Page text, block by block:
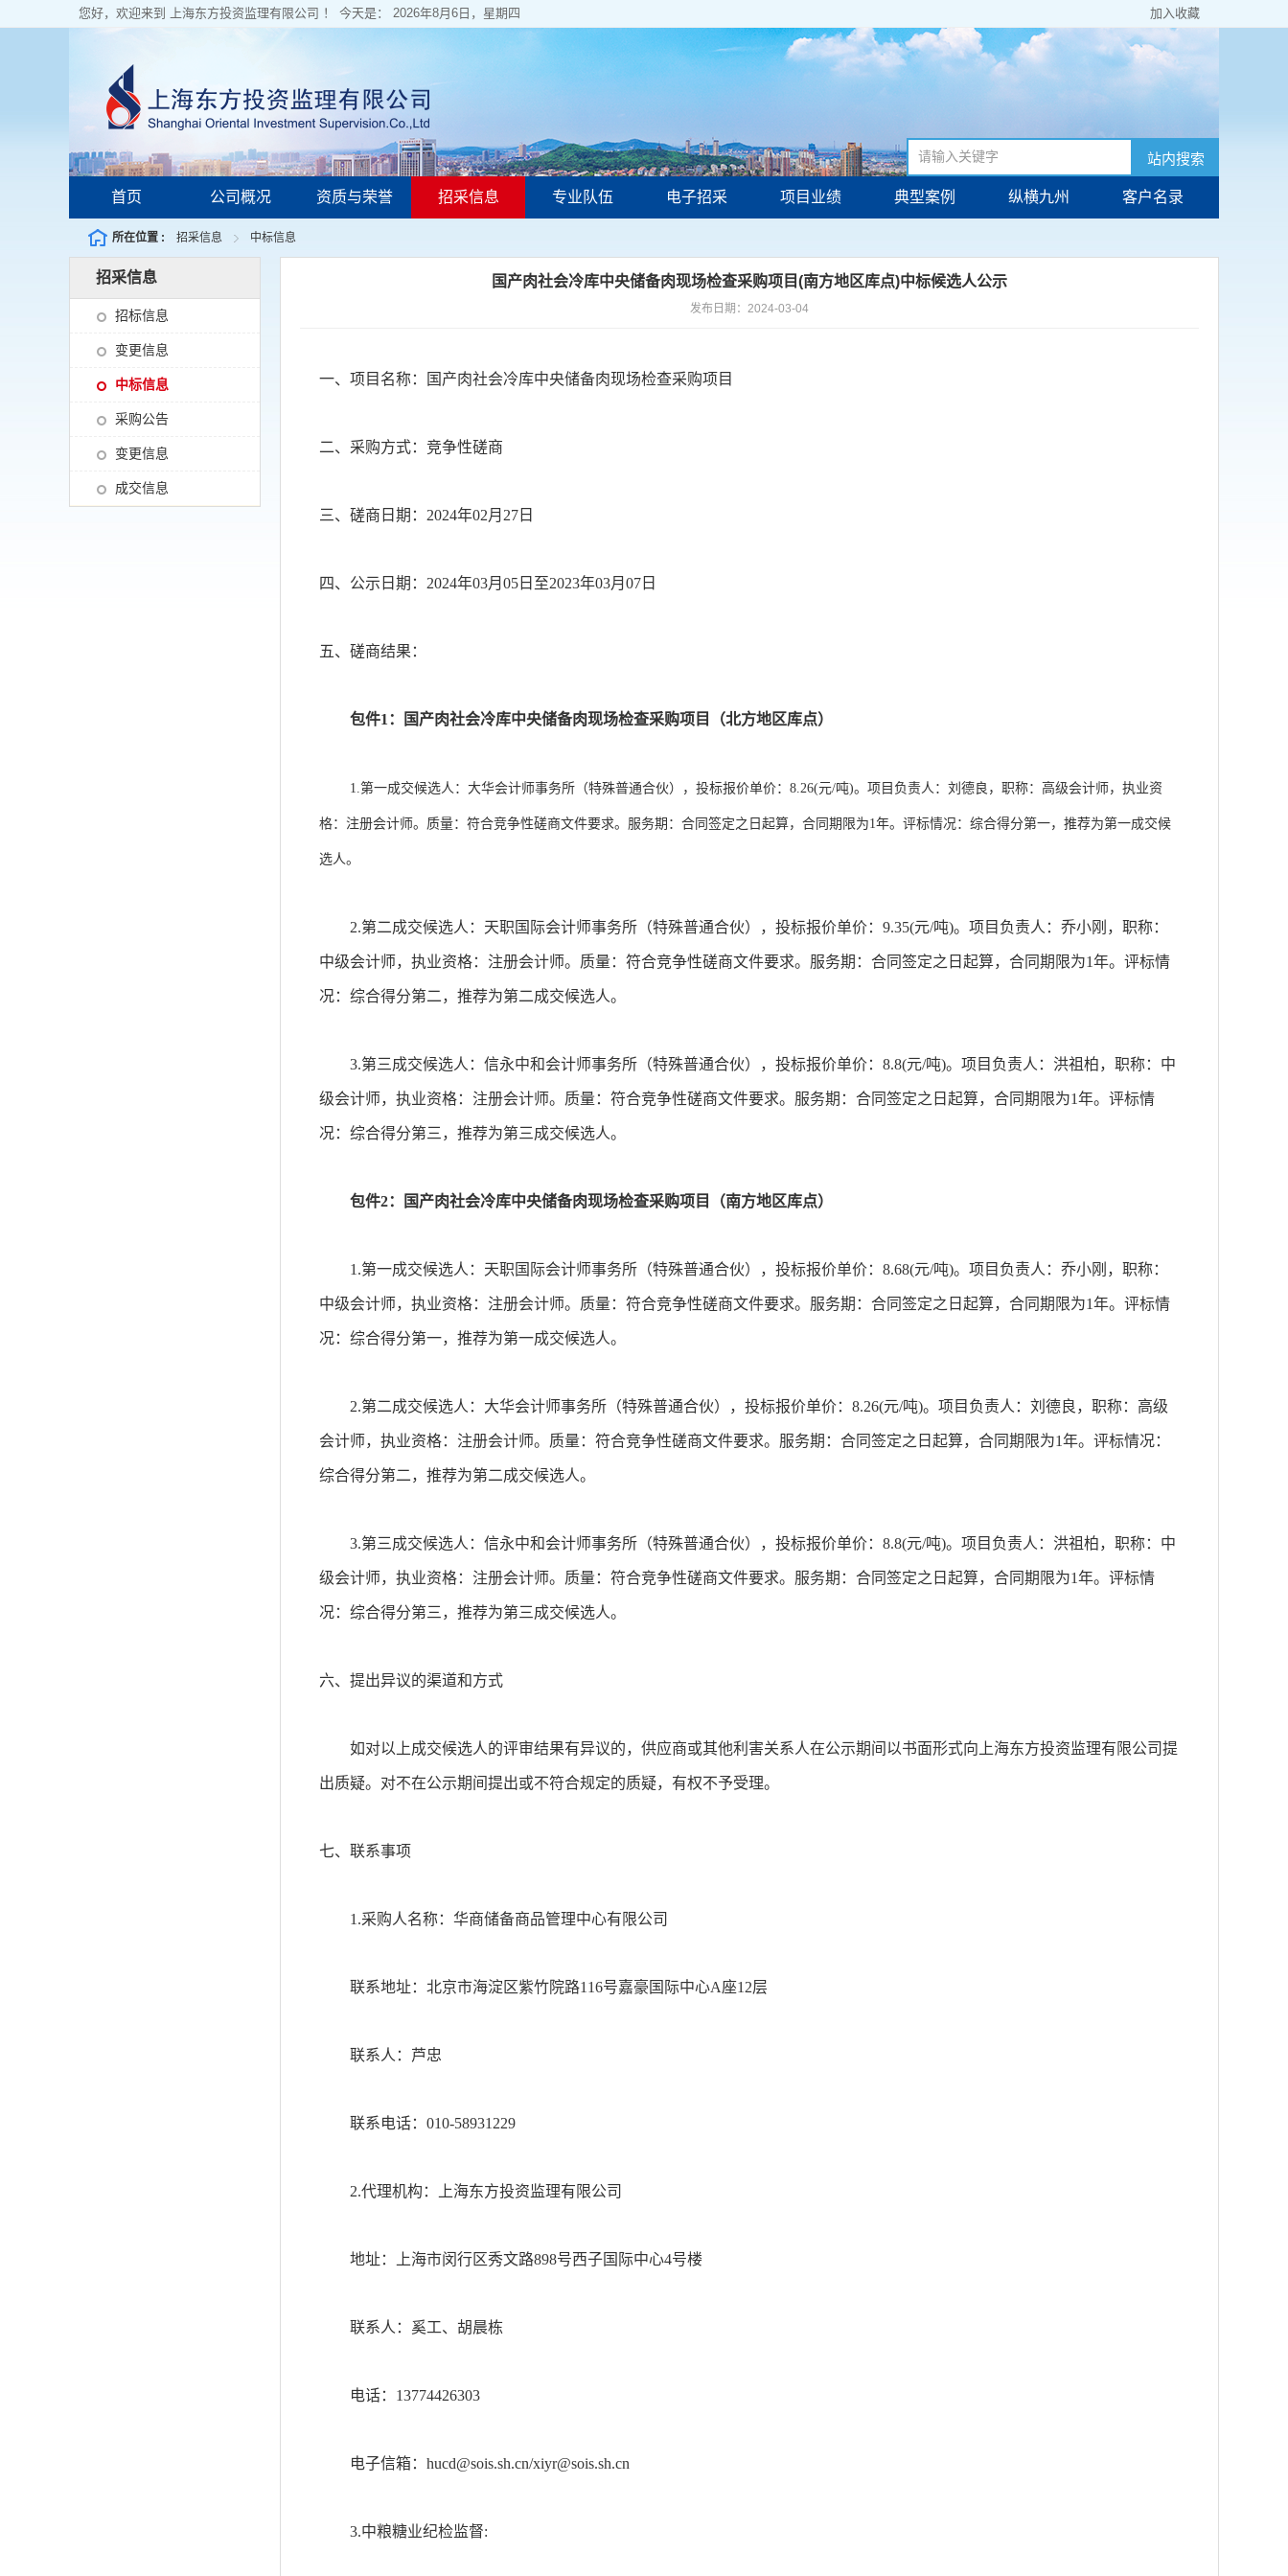
您好，欢迎来到 上海东方投资监理有限公司 ！ 今天是： 2026年8月6日，星期四 加入收藏
站内搜索
首页 公司概况 资质与荣誉 招采信息 专业队伍 电子招采 项目业绩 典型案例 纵横九州 客户名录
所在位置 : 招采信息 中标信息
国产肉社会冷库中央储备肉现场检查采购项目(南方地区库点)中标候选人公示
发布日期：2024-03-04
一、项目名称：国产肉社会冷库中央储备肉现场检查采购项目
二、采购方式：竞争性磋商
三、磋商日期：2024年02月27日
四、公示日期：2024年03月05日至2023年03月07日
五、磋商结果：
包件1：国产肉社会冷库中央储备肉现场检查采购项目（北方地区库点）
1.第一成交候选人：大华会计师事务所（特殊普通合伙），投标报价单价：8.26(元/吨)。项目负责人：刘德良，职称：高级会计师，执业资
格：注册会计师。质量：符合竞争性磋商文件要求。服务期：合同签定之日起算，合同期限为1年。评标情况：综合得分第一，推荐为第一成交候
选人。
2.第二成交候选人：天职国际会计师事务所（特殊普通合伙），投标报价单价：9.35(元/吨)。项目负责人：乔小刚，职称：
中级会计师，执业资格：注册会计师。质量：符合竞争性磋商文件要求。服务期：合同签定之日起算，合同期限为1年。评标情
况：综合得分第二，推荐为第二成交候选人。
3.第三成交候选人：信永中和会计师事务所（特殊普通合伙），投标报价单价：8.8(元/吨)。项目负责人：洪祖柏，职称：中
级会计师，执业资格：注册会计师。质量：符合竞争性磋商文件要求。服务期：合同签定之日起算，合同期限为1年。评标情
况：综合得分第三，推荐为第三成交候选人。
包件2： 国产肉社会冷库中央储备肉现场检查采购项目（南方地区库点）
1.第一成交候选人：天职国际会计师事务所（特殊普通合伙），投标报价单价：8.68(元/吨)。项目负责人：乔小刚，职称：
中级会计师，执业资格：注册会计师。质量：符合竞争性磋商文件要求。服务期：合同签定之日起算，合同期限为1年。评标情
况：综合得分第一，推荐为第一成交候选人。
2.第二成交候选人：大华会计师事务所（特殊普通合伙），投标报价单价：8.26(元/吨)。项目负责人：刘德良，职称：高级
会计师，执业资格：注册会计师。质量：符合竞争性磋商文件要求。服务期：合同签定之日起算，合同期限为1年。评标情况：
综合得分第二，推荐为第二成交候选人。
3.第三成交候选人：信永中和会计师事务所（特殊普通合伙），投标报价单价：8.8(元/吨)。项目负责人：洪祖柏，职称：中
级会计师，执业资格：注册会计师。质量：符合竞争性磋商文件要求。服务期：合同签定之日起算，合同期限为1年。评标情
况：综合得分第三，推荐为第三成交候选人。
六、提出异议的渠道和方式
如对以上成交候选人的评审结果有异议的，供应商或其他利害关系人在公示期间以书面形式向上海东方投资监理有限公司提
出质疑。对不在公示期间提出或不符合规定的质疑，有权不予受理。
七、联系事项
1.采购人名称：华商储备商品管理中心有限公司
联系地址：北京市海淀区紫竹院路116号嘉豪国际中心A座12层
联系人：芦忠
联系电话：010-58931229
2.代理机构：上海东方投资监理有限公司
地址：上海市闵行区秀文路898号西子国际中心4号楼
联系人：奚工、胡晨栋
电话：13774426303
电子信箱：hucd@sois.sh.cn/xiyr@sois.sh.cn
3.中粮糖业纪检监督:
招采信息
招标信息
变更信息
中标信息
采购公告
变更信息
成交信息